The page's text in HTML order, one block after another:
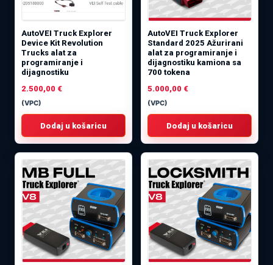
AutoVEI Truck Explorer
Device Kit Revolution
Trucks alat za
programiranje i
dijagnostiku
2.500,00 €
(VPC)
Dodaj u košaricu
AutoVEI Truck Explorer
Standard 2025 Ažurirani
alat za programiranje i
dijagnostiku kamiona sa
700 tokena
5.000,00 €
(VPC)
Dodaj u košaricu